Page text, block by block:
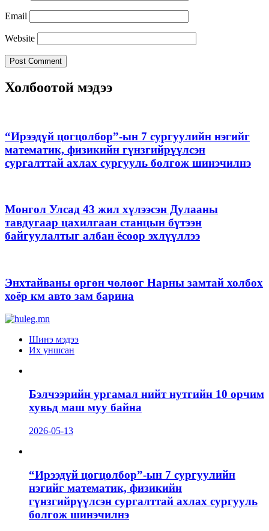
Email
Website
Холбоотой мэдээ
“Ирээдүй цогцолбор”-ын 7 сургуулийн нэгийг
математик, физикийн гүнзгийрүүлсэн
сургалттай ахлах сургууль болгож шинэчилнэ
Монгол Улсад 43 жил хүлээсэн Дулааны
тавдугаар цахилгаан станцын бүтээн
байгуулалтыг албан ёсоор эхлүүллээ
Энхтайваны өргөн чөлөөг Нарны замтай холбох
хоёр км авто зам барина
Шинэ мэдээ
Их уншсан
Бэлчээрийн ургамал нийт нутгийн 10 орчим
хувьд маш муу байна
2026-05-13
“Ирээдүй цогцолбор”-ын 7 сургуулийн
нэгийг математик, физикийн
гүнзгийрүүлсэн сургалттай ахлах сургууль
болгож шинэчилнэ